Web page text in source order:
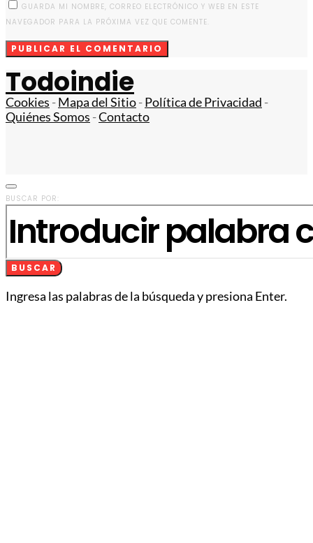
GUARDA MI NOMBRE, CORREO ELECTRÓNICO Y WEB EN ESTE
NAVEGADOR PARA LA PRÓXIMA VEZ QUE COMENTE.
Todoindie
Cookies -Mapa del Sitio-Política de Privacidad -
Quiénes Somos -Contacto
BUSCAR POR:
BUSCAR
Ingresa las palabras de la búsqueda y presiona Enter.